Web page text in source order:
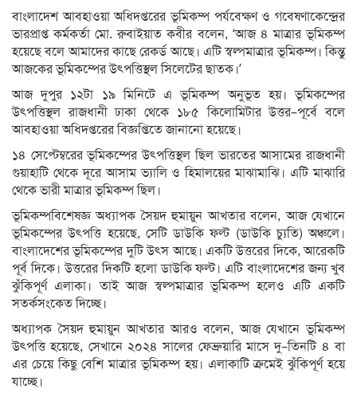
বাংলাদেশ আবহাওয়া অধিদপ্তরের ভূমিকম্প পর্যবেক্ষণ ও গবেষণাকেন্দ্রের
ভারপ্রাপ্ত কর্মকর্তা মো. রুবাইয়াত কবীর বলেন, ‘আজ ৪ মাত্রার ভূমিকম্প
হয়েছে বলে আমাদের কাছে রেকর্ড আছে। এটি স্বল্পমাত্রার ভূমিকম্প। কিন্তু
আজকের ভূমিকম্পের উৎপত্তিস্থল সিলেটের ছাতক।’
আজ দুপুর ১২টা ১৯ মিনিটে এ ভূমিকম্প অনুভূত হয়। ভূমিকম্পের
উৎপত্তিস্থল রাজধানী ঢাকা থেকে ১৮৫ কিলোমিটার উত্তর–পূর্বে বলে
আবহাওয়া অধিদপ্তরের বিজ্ঞপ্তিতে জানানো হয়েছে।
১৪ সেপ্টেম্বরের ভূমিকম্পের উৎপত্তিস্থল ছিল ভারতের আসামের রাজধানী
গুয়াহাটি থেকে দূরে আসাম ভ্যালি ও হিমালয়ের মাঝামাঝি। এটি মাঝারি
থেকে ভারী মাত্রার ভূমিকম্প ছিল।
ভূমিকম্পবিশেষজ্ঞ অধ্যাপক সৈয়দ হুমায়ুন আখতার বলেন, আজ যেখানে
ভূমিকম্পের উৎপত্তি হয়েছে, সেটি ডাউকি ফল্ট (ডাউকি চ্যুতি) অঞ্চলে।
বাংলাদেশের ভূমিকম্পের দুটি উৎস আছে। একটি উত্তরের দিকে, আরেকটি
পূর্ব দিকে। উত্তরের দিকটি হলো ডাউকি ফল্ট। এটি বাংলাদেশের জন্য খুব
ঝুঁকিপূর্ণ এলাকা। তাই আজ স্বল্পমাত্রার ভূমিকম্প হলেও এটি একটি
সতর্কসংকেত দিচ্ছে।
অধ্যাপক সৈয়দ হুমায়ুন আখতার আরও বলেন, আজ যেখানে ভূমিকম্প
উৎপত্তি হয়েছে, সেখানে ২০২৪ সালের ফেব্রুয়ারি মাসে দু–তিনটি ৪ বা
এর চেয়ে কিছু বেশি মাত্রার ভূমিকম্প হয়। এলাকাটি ক্রমেই ঝুঁকিপূর্ণ হয়ে
যাচ্ছে।